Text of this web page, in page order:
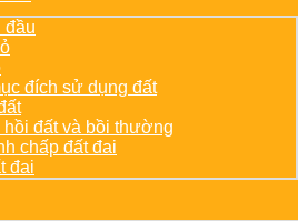
đầu
đích sử dụng đất
đất và bồi thường
chấp đất đai
đai